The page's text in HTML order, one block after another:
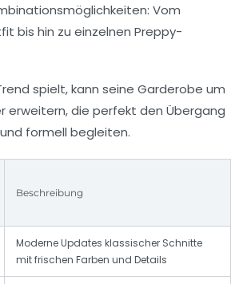
Vom
bis hin zu einzelnen Preppy-
spielt, kann seine Garderobe um
erweitern, die perfekt den Übergang
formell begleiten.
Beschreibung
Moderne Updates klassischer Schnitte
mit frischen Farben und Details